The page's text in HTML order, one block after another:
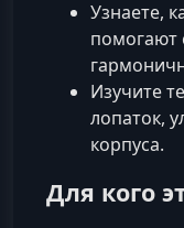
Узнаете,
помогают
Изучите
лопаток,
корпуса.
Для кого